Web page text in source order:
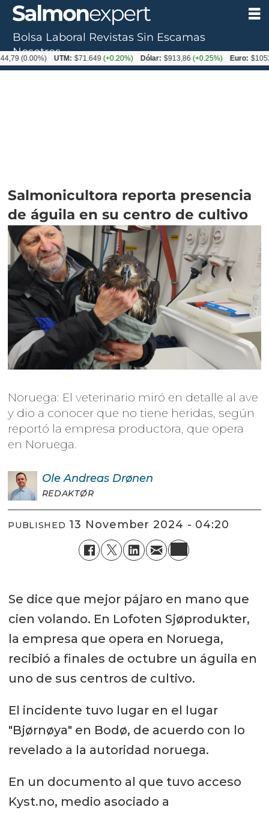
Salmonicultora reporta presencia
de águila en su centro de cultivo
Noruega: El veterinario miró en detalle al ave
y dio a conocer que no tiene heridas, según
reportó la empresa productora, que opera
en Noruega.
Ole Andreas Drønen
REDAKTØR
PUBLISHED 13 November 2024 - 04:20
Se dice que mejor pájaro en mano que
cien volando. En Lofoten Sjøprodukter,
la empresa que opera en Noruega,
recibió a finales de octubre un águila en
uno de sus centros de cultivo.
El incidente tuvo lugar en el lugar
"Bjørnøya" en Bodø, de acuerdo con lo
revelado a la autoridad noruega.
En un documento al que tuvo acceso
Kyst.no, medio asociado a
Bolsa Laboral Revistas Sin Escamas
Nosotros
UTM: $71.649(+0.20%) Dólar: $913,86(+0.25%) Euro: $1053,08 (-